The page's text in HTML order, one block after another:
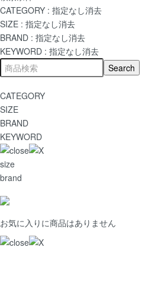
CATEGORY : 指定なし消去
SIZE : 指定なし消去
BRAND : 指定なし消去
KEYWORD : 指定なし消去
CATEGORY
SIZE
BRAND
KEYWORD
size
brand
お気に入りに商品はありません